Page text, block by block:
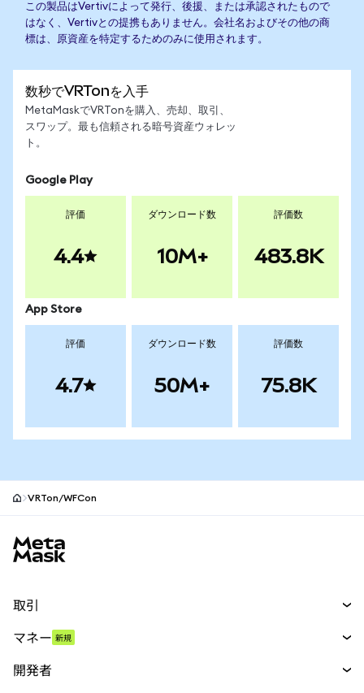
この製品はVertivによって発行、後援、または承認されたもので
はなく、Vertivとの提携もありません。会社名およびその他の商
標は、原資産を特定するためのみに使用されます。
数秒でVRTonを入手
MetaMaskでVRTonを購入、売却、取引、
スワップ。最も信頼される暗号資産ウォレッ
ト。
Google Play
評価
4.4
ダウンロード数
10M+
評価数
483.8K
App Store
評価
4.7
ダウンロード数
50M+
評価数
75.8K
VRTon/WFCon
取引
パーペチュアル
マネー 新規
開発者